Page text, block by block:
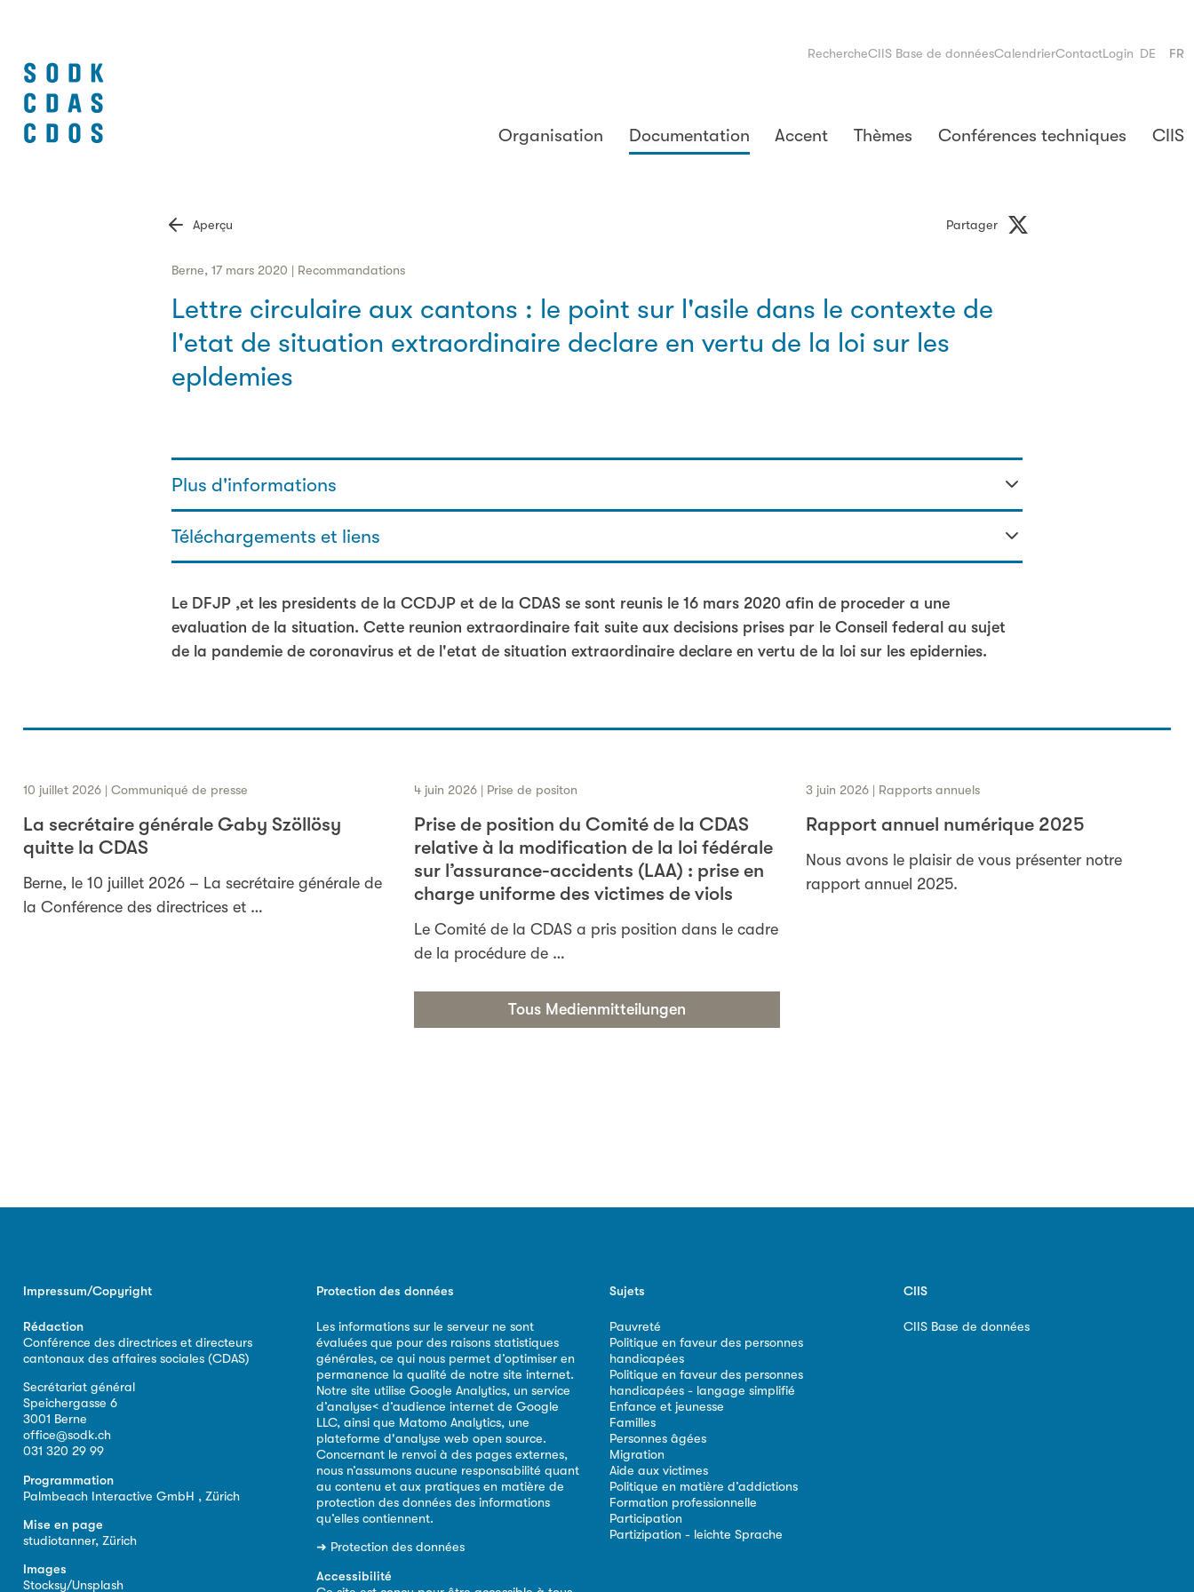
RechercheCIIS Base de donnéesCalendrierContactLogin DE FR
Organisation Documentation Accent Thèmes Conférences techniques CIIS
Aperçu Partager
Berne, 17 mars 2020 | Recommandations
Lettre circulaire aux cantons : le point sur l'asile dans le contexte de
l'etat de situation extraordinaire declare en vertu de la loi sur les
epldemies
Plus d'informations
Jris Bischof - Responsable de domaine
jris.bischof@sodk.ch
Téléchargements et liens
Lettre circulaire aux cantons : le point sur l'asile dans le contexte de l'etat de situation extraordinaire declare en vertu
de la loi sur les epldemies
Le DFJP ,et les presidents de la CCDJP et de la CDAS se sont reunis le 16 mars 2020 afin de proceder a une
evaluation de la situation. Cette reunion extraordinaire fait suite aux decisions prises par le Conseil federal au sujet
de la pandemie de coronavirus et de l'etat de situation extraordinaire declare en vertu de la loi sur les epidernies.
10 juillet 2026 | Communiqué de presse
La secrétaire générale Gaby Szöllösy
quitte la CDAS
Berne, le 10 juillet 2026 – La secrétaire générale de
la Conférence des directrices et …
4 juin 2026 | Prise de positon
Prise de position du Comité de la CDAS
relative à la modification de la loi fédérale
sur l’assurance-accidents (LAA) : prise en
charge uniforme des victimes de viols
Le Comité de la CDAS a pris position dans le cadre
de la procédure de …
3 juin 2026 | Rapports annuels
Rapport annuel numérique 2025
Nous avons le plaisir de vous présenter notre
rapport annuel 2025.
Tous Medienmitteilungen
Impressum/Copyright
Rédaction
Conférence des directrices et directeurs
cantonaux des affaires sociales (CDAS)
Secrétariat général
Speichergasse 6
3001 Berne
office@sodk.ch
031 320 29 99
Programmation
Palmbeach Interactive GmbH , Zürich
Mise en page
studiotanner, Zürich
Images
Stocksy/Unsplash
Protection des données
Les informations sur le serveur ne sont
évaluées que pour des raisons statistiques
générales, ce qui nous permet d’optimiser en
permanence la qualité de notre site internet.
Notre site utilise Google Analytics, un service
d’analyse< d’audience internet de Google
LLC, ainsi que Matomo Analytics, une
plateforme d'analyse web open source.
Concernant le renvoi à des pages externes,
nous n’assumons aucune responsabilité quant
au contenu et aux pratiques en matière de
protection des données des informations
qu’elles contiennent.
➜ Protection des données
Accessibilité
Sujets
Pauvreté
Politique en faveur des personnes
handicapées
Politique en faveur des personnes
handicapées - langage simplifié
Enfance et jeunesse
Familles
Personnes âgées
Migration
Aide aux victimes
Politique en matière d’addictions
Formation professionnelle
Participation
Partizipation - leichte Sprache
CIIS
CIIS Base de données